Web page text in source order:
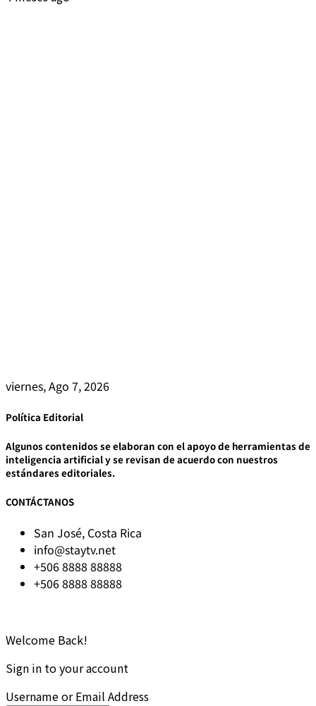
viernes, Ago 7, 2026
Política Editorial
Algunos contenidos se elaboran con el apoyo de herramientas de
inteligencia artificial y se revisan de acuerdo con nuestros
estándares editoriales.
CONTÁCTANOS
San José, Costa Rica
info@staytv.net
+506 8888 88888
+506 8888 88888
Welcome Back!
Sign in to your account
Username or Email Address